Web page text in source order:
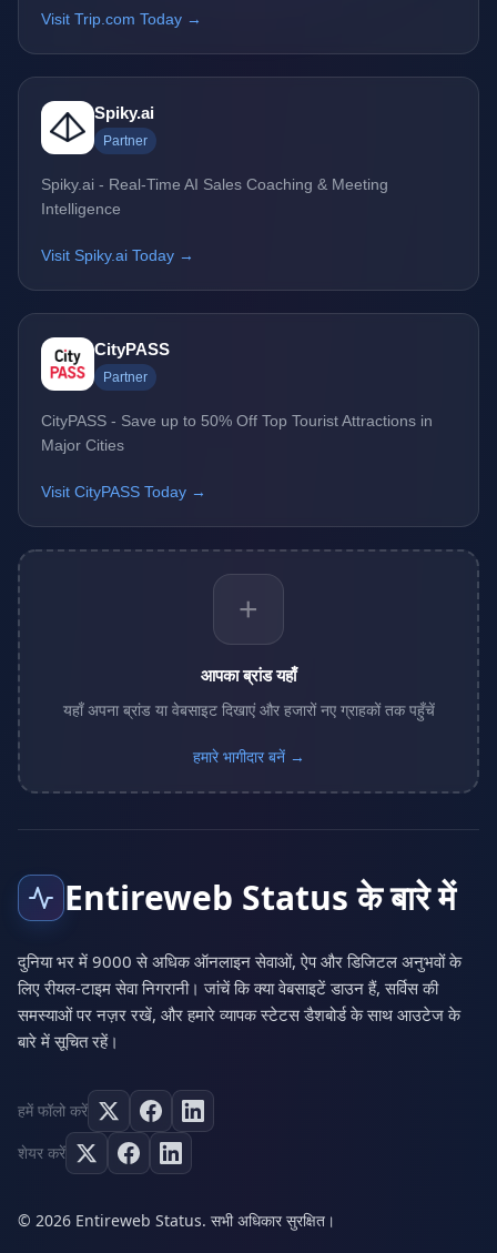
Visit Trip.com Today →
Spiky.ai
Partner
Spiky.ai - Real-Time AI Sales Coaching & Meeting
Intelligence
Visit Spiky.ai Today →
CityPASS
Partner
CityPASS - Save up to 50% Off Top Tourist Attractions in
Major Cities
Visit CityPASS Today →
+
आपका ब्रांड यहाँ
यहाँ अपना ब्रांड या वेबसाइट दिखाएं और हजारों नए ग्राहकों तक पहुँचें
हमारे भागीदार बनें →
Entireweb Status के बारे में
दुनिया भर में 9000 से अधिक ऑनलाइन सेवाओं, ऐप और डिजिटल अनुभवों के
लिए रीयल-टाइम सेवा निगरानी। जांचें कि क्या वेबसाइटें डाउन हैं, सर्विस की
समस्याओं पर नज़र रखें, और हमारे व्यापक स्टेटस डैशबोर्ड के साथ आउटेज के
बारे में सूचित रहें।
हमें फॉलो करें
शेयर करें
© 2026 Entireweb Status. सभी अधिकार सुरक्षित।